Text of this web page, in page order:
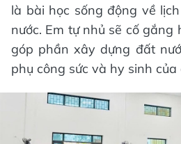
là bài học sống động về
nước. Em tự nhủ sẽ cố gắng
góp phần xây dựng đất
phụ công sức và hy sinh của